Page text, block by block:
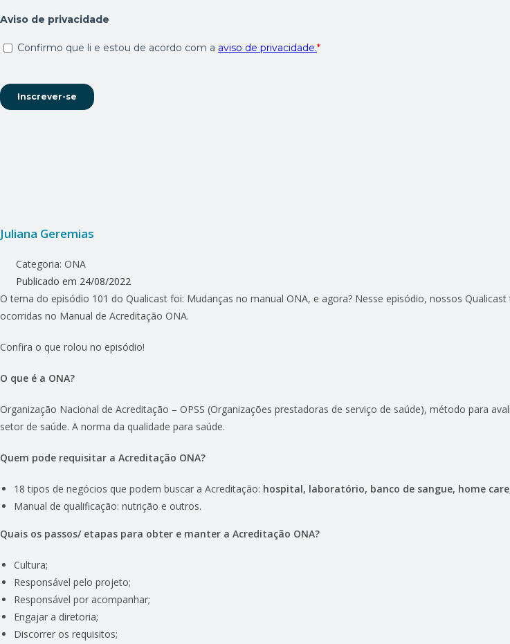
Juliana Geremias
Categoria: ONA
Publicado em 24/08/2022
O tema do episódio 101 do Qualicast foi: Mudanças no manual ONA, e agora? Nesse episódio, nossos
ocorridas no Manual de Acreditação ONA.
Confira o que rolou no episódio!
O que é a ONA?
Organização Nacional de Acreditação – OPSS (Organizações prestadoras de serviço de saúde), método para
setor de saúde. A norma da qualidade para saúde.
Quem pode requisitar a Acreditação ONA?
18 tipos de negócios que podem buscar a Acreditação: hospital, laboratório, banco de sangue, home
Manual de qualificação: nutrição e outros.
Quais os passos/ etapas para obter e manter a Acreditação ONA?
Cultura;
Responsável pelo projeto;
Responsável por acompanhar;
Engajar a diretoria;
Discorrer os requisitos;